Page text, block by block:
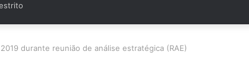
durante reunião de análise estratégica (RAE)